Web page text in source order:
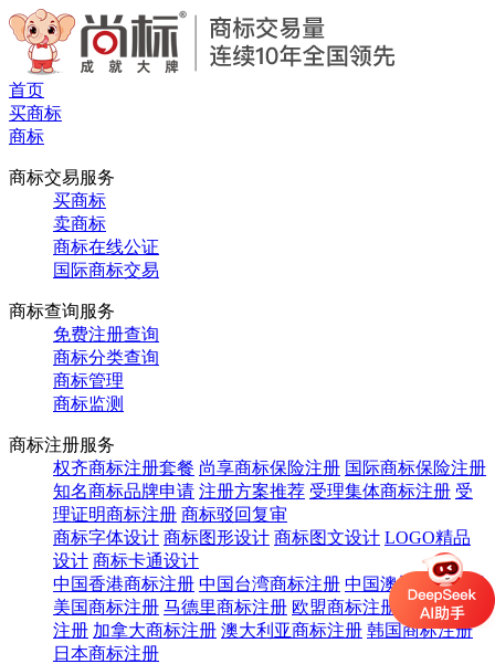
首页
买商标
商标
商标交易服务
买商标
卖商标
商标在线公证
国际商标交易
商标查询服务
免费注册查询
商标分类查询
商标管理
商标监测
商标注册服务
权齐商标注册套餐 尚享商标保险注册 国际商标保险注册
知名商标品牌申请 注册方案推荐 受理集体商标注册 受
理证明商标注册 商标驳回复审
商标字体设计 商标图形设计 商标图文设计 LOGO精品
设计 商标卡通设计
中国香港商标注册 中国台湾商标注册 中国澳门商标注册
美国商标注册 马德里商标注册 欧盟商标注册
英国商标
注册 加拿大商标注册 澳大利亚商标注册 韩国商标注册
日本商标注册